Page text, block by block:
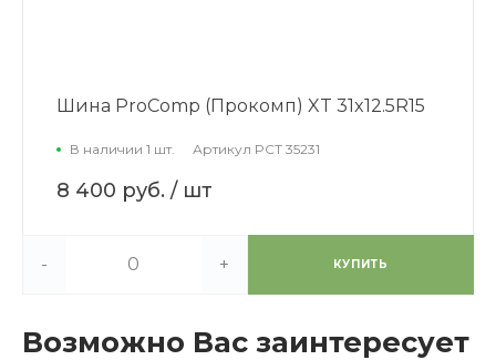
Шина ProComp (Прокомп) XT 31x12.5R15
В наличии 1 шт. Артикул PCT 35231
8 400 руб. / шт
- + КУПИТЬ
Возможно Вас заинтересует